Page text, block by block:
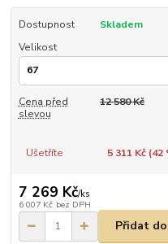
Dostupnost
Skladem
Velikost
Cena před
slevou
12 580 Kč
Ušetříte
5 311 Kč (42
7 269 Kč/ks
6 007 Kč bez DPH
Přidat